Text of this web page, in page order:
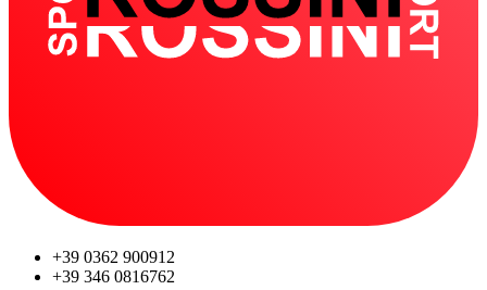
+39 0362 900912
+39 346 0816762